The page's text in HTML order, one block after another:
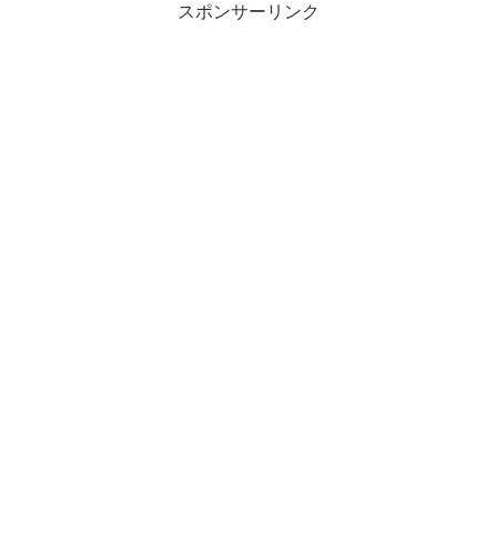
スポンサーリンク